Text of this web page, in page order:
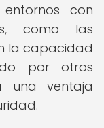
con
como las
la capacidad
por otros
una ventaja